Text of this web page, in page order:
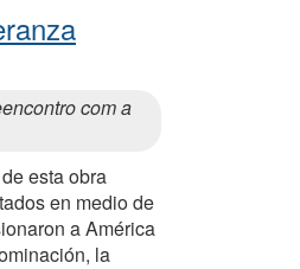
com a
esta obra
en medio de
a América
la